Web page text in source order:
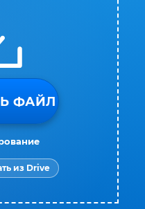
ФАЙЛ
из Drive